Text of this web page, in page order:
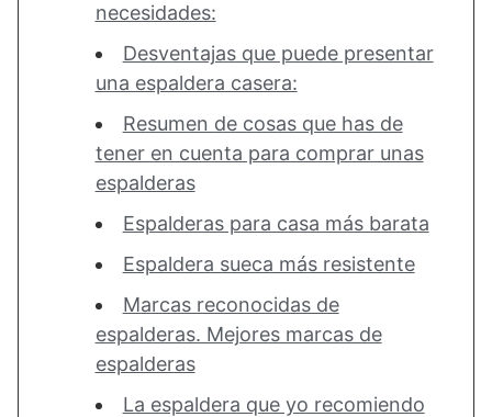
necesidades:
Desventajas que puede presentar
una espaldera casera:
Resumen de cosas que has de
tener en cuenta para comprar unas
espalderas
Espalderas para casa más barata
Espaldera sueca más resistente
Marcas reconocidas de
espalderas. Mejores marcas de
espalderas
La espaldera que yo recomiendo